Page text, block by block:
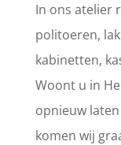
In ons atelier
politoeren,
kabinetten,
Woont u in
opnieuw
komen wij